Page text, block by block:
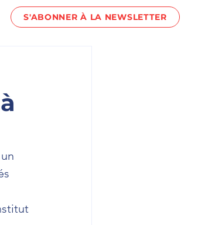
S'ABONNER À LA NEWSLETTER